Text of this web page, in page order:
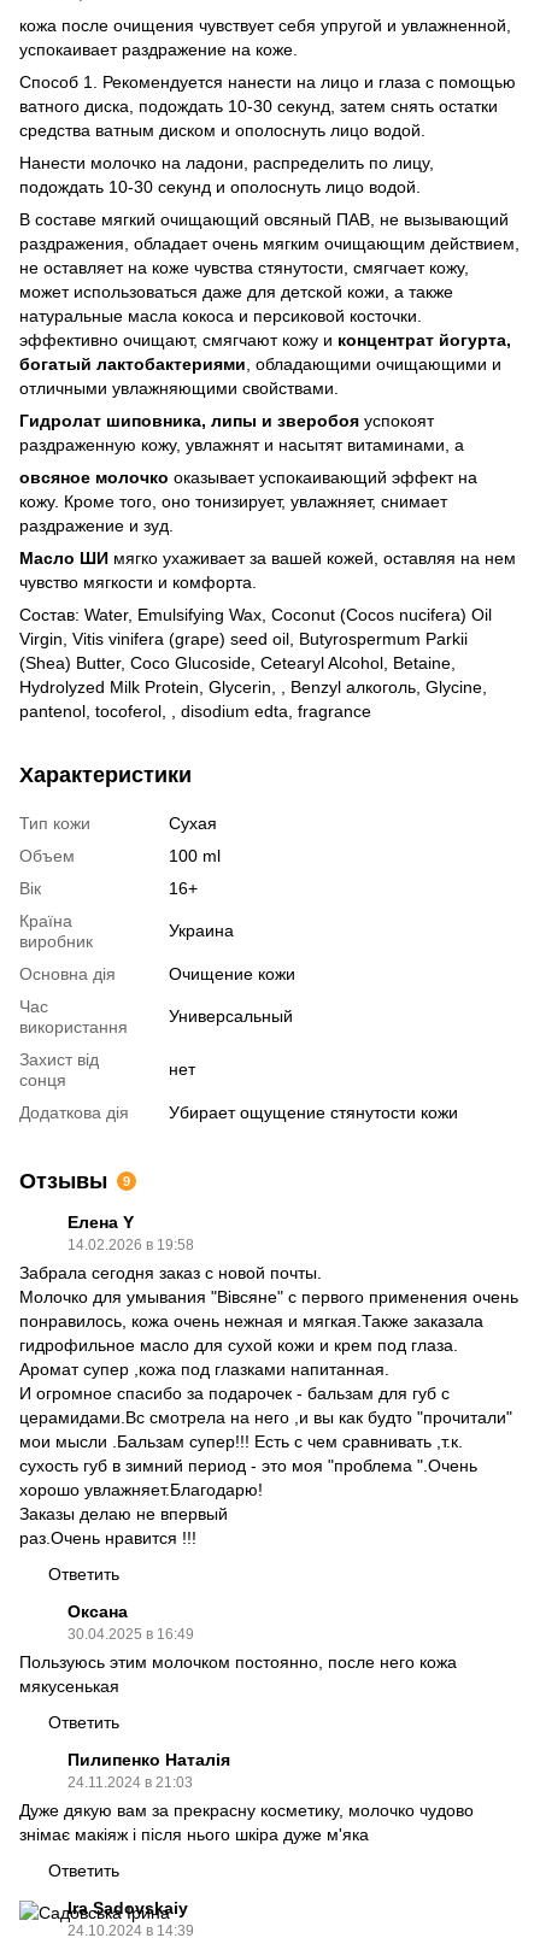
кожа после очищения чувствует себя упругой и увлажненной,
успокаивает раздражение на коже.
Способ 1. Рекомендуется нанести на лицо и глаза с помощью
ватного диска, подождать 10-30 секунд, затем снять остатки
средства ватным диском и ополоснуть лицо водой.
Нанести молочко на ладони, распределить по лицу,
подождать 10-30 секунд и ополоснуть лицо водой.
В составе мягкий очищающий овсяный ПАВ, не вызывающий
раздражения, обладает очень мягким очищающим действием,
не оставляет на коже чувства стянутости, смягчает кожу,
может использоваться даже для детской кожи, а также
натуральные масла кокоса и персиковой косточки.
эффективно очищают, смягчают кожу и концентрат йогурта,
богатый лактобактериями , обладающими очищающими и
отличными увлажняющими свойствами.
Гидролат шиповника, липы и зверобоя успокоят
раздраженную кожу, увлажнят и насытят витаминами, а
овсяное молочко оказывает успокаивающий эффект на
кожу. Кроме того, оно тонизирует, увлажняет, снимает
раздражение и зуд.
Масло ШИ мягко ухаживает за вашей кожей, оставляя на нем
чувство мягкости и комфорта.
Состав: Water, Emulsifying Wax, Coconut (Cocos nucifera) Oil
Virgin, Vitis vinifera (grape) seed oil, Butyrospermum Parkii
(Shea) Butter, Coco Glucoside, Cetearyl Alcohol, Betaine,
Hydrolyzed Milk Protein, Glycerin, , Benzyl алкоголь, Glycine,
pantenol, tocoferol, , disodium edta, fragrance
Характеристики
Тип кожи
Сухая
Объем
100 ml
Вік
16+
Країна
виробник
Украина
Основна дія
Очищение кожи
Час
використання
Универсальный
Захист від
сонця
нет
Додаткова дія Убирает ощущение стянутости кожи
Отзывы 9
Елена Y
14.02.2026 в 19:58
Забрала сегодня заказ с новой почты.
Молочко для умывания "Вівсяне" с первого применения очень
понравилось, кожа очень нежная и мягкая.Также заказала
гидрофильное масло для сухой кожи и крем под глаза.
Аромат супер ,кожа под глазками напитанная.
И огромное спасибо за подарочек - бальзам для губ с
церамидами.Вс смотрела на него ,и вы как будто "прочитали"
мои мысли .Бальзам супер!!! Есть с чем сравнивать ,т.к.
сухость губ в зимний период - это моя "проблема ".Очень
хорошо увлажняет.Благодарю!
Заказы делаю не впервый
раз.Очень нравится !!!
Ответить
Оксана
30.04.2025 в 16:49
Пользуюсь этим молочком постоянно, после него кожа
мякусенькая
Ответить
Пилипенко Наталія
24.11.2024 в 21:03
Дуже дякую вам за прекрасну косметику, молочко чудово
знімає макіяж і після нього шкіра дуже м'яка
Ответить
Ira Sadovskaiy
24.10.2024 в 14:39